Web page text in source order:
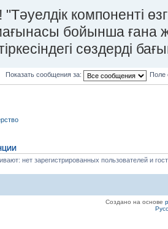
компоненті
мағынасы бойынша
сөздерді
Показать сообщения за: Поле
нет зарегистрированных пользователей и
Создано на основе